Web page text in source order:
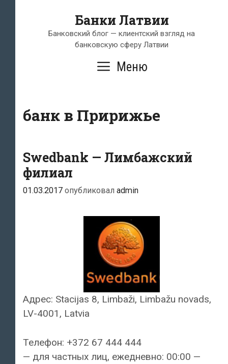
содержимому
Банки Латвии
Банковский блог — клиентский взгляд на
банковскую сферу Латвии
Меню
банк в Пририжье
Swedbank — Лимбажский
филиал
01.03.2017 опубликовал admin
Адрес: Stacijas 8, Limbaži, Limbažu novads,
LV-4001, Latvia
Телефон: +372 67 444 444
— для частных лиц, ежедневно: 00:00 —